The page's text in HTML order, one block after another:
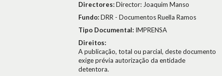
Directores:Director: Joaquim Manso
Fundo:DRR - Documentos Ruella Ramos
Tipo Documental: IMPRENSA
Direitos:
A publicação, total ou parcial, deste documento
exige prévia autorização da entidade
detentora.